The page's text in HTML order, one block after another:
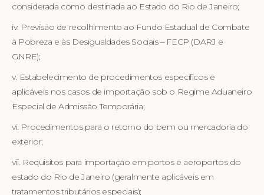
considerada como destinada ao Estado do Rio de Janeiro;
iv. Previsão de recolhimento ao Fundo Estadual de Combate
à Pobreza e às Desigualdades Sociais – FECP (DARJ e
GNRE);
v. Estabelecimento de procedimentos específicos e
aplicáveis nos casos de importação sob o Regime Aduaneiro
Especial de Admissão Temporária;
vi. Procedimentos para o retorno do bem ou mercadoria do
exterior;
vii. Requisitos para importação em portos e aeroportos do
estado do Rio de Janeiro (geralmente aplicáveis em
tratamentos tributários especiais);